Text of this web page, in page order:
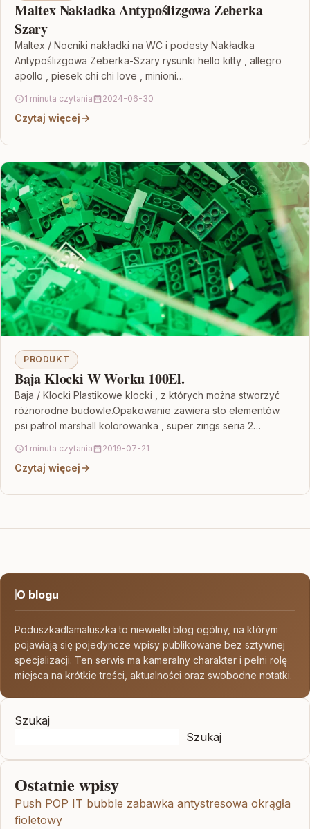
Maltex Nakładka Antypoślizgowa Zeberka
Szary
Maltex / Nocniki nakładki na WC i podesty Nakładka
Antypoślizgowa Zeberka-Szary rysunki hello kitty , allegro
apollo , piesek chi chi love , minioni…
1 minuta czytania 2024-06-30
Czytaj więcej
PRODUKT
Baja Klocki W Worku 100El.
Baja / Klocki Plastikowe klocki , z których można stworzyć
różnorodne budowle.Opakowanie zawiera sto elementów.
psi patrol marshall kolorowanka , super zings seria 2…
1 minuta czytania 2019-07-21
Czytaj więcej
O blogu
Poduszkadlamaluszka to niewielki blog ogólny, na którym
pojawiają się pojedyncze wpisy publikowane bez sztywnej
specjalizacji. Ten serwis ma kameralny charakter i pełni rolę
miejsca na krótkie treści, aktualności oraz swobodne notatki.
Szukaj
Szukaj
Ostatnie wpisy
Push POP IT bubble zabawka antystresowa okrągła
fioletowy